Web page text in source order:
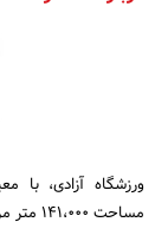
مساحت 141،000 متر مربع در مجموعه ورزشی آزادی ساخته شد.